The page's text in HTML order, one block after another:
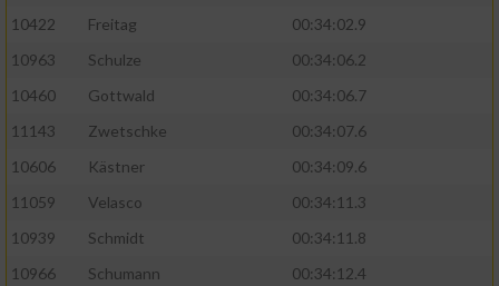
10422
Freitag
00:34:02.9
10963
Schulze
00:34:06.2
10460
Gottwald
00:34:06.7
11143
Zwetschke
00:34:07.6
10606
Kästner
00:34:09.6
11059
Velasco
00:34:11.3
10939
Schmidt
00:34:11.8
10966
Schumann
00:34:12.4